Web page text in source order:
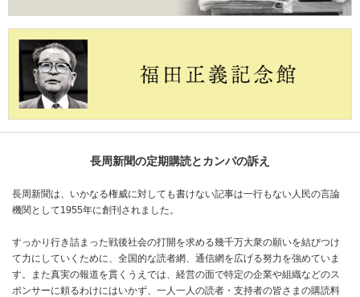
長周新聞の定期購読とカンパの訴え
長周新聞は、いかなる権威に対しても書けない記事は一行もない人民の言論
機関として1955年に創刊されました。
すっかり行き詰まった戦後社会の打開を求める幾千万大衆の願いを結びつけ
て力にしていくために、全国的な読者網、通信網を広げる努力を強めていま
す。また真実の報道を貫くうえでは、経営の面で特定の企業や組織などのス
ポンサーに頼るわけにはいかず、一人一人の読者・支持者の皆さまの購読料